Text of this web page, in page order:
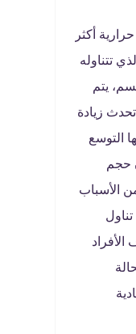
أكثر
تتناوله
يتم
زيادة
التوسع
حجم
من الأسباب
الأفراد